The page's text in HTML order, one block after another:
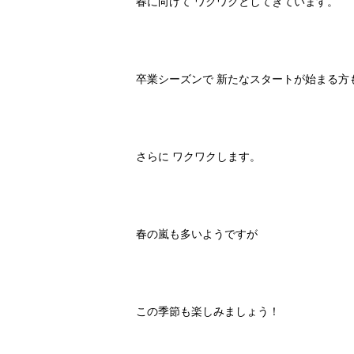
卒業シーズンで 新たなスタートが始まる方
さらに ワクワクします。
春の嵐も多いようですが
この季節も楽しみましょう！